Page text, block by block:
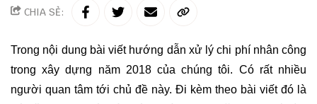
CHIA SẺ:
Trong nội dung bài viết hướng dẫn xử lý chi phí nhân công
trong xây dựng năm 2018 của chúng tôi. Có rất nhiều
người quan tâm tới chủ đề này. Đi kèm theo bài viết đó là